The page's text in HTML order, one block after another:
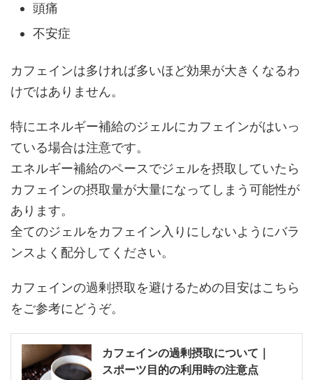
頭痛
不安症
カフェインは多ければ多いほど効果が大きくなるわ
けではありません。
特にエネルギー補給のジェルにカフェインがはいっ
ている場合は注意です。
エネルギー補給のペースでジェルを摂取していたら
カフェインの摂取量が大量になってしまう可能性が
あります。
全てのジェルをカフェイン入りにしないようにバラ
ンスよく配分してください。
カフェインの過剰摂取を避けるための目安はこちら
をご参考にどうぞ。
カフェインの過剰摂取について｜
スポーツ目的の利用時の注意点